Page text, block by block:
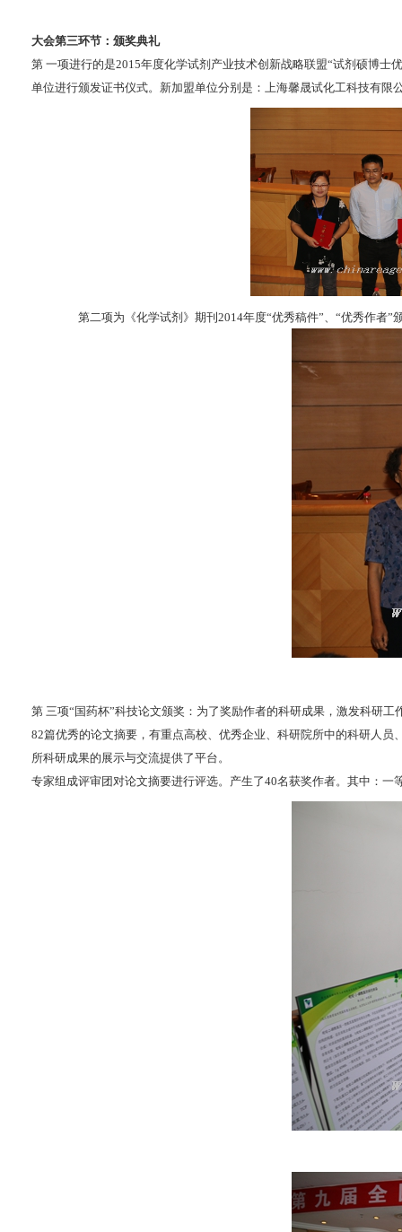
大会第三环节：颁奖典礼
第 一项进行的是2015年度化学试剂产业技术创新战略联盟“试剂硕博士
单位进行颁发证书仪式。新加盟单位分别是：上海馨晟试化工科技有
第二项为《化学试剂》期刊2014年度“优秀稿件”、“优秀作者
第 三项“国药杯”科技论文颁奖：为了奖励作者的科研成果，激发科研
82篇优秀的论文摘要，有重点高校、优秀企业、科研院所中的科研人
所科研成果的展示与交流提供了平台。
专家组成评审团对论文摘要进行评选。产生了40名获奖作者。其中：